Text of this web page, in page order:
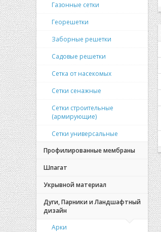
Газонные сетки
Георешетки
Заборные решетки
Садовые решетки
Сетка от насекомых
Сетки сенажные
Сетки строительные
(армирующие)
Сетки универсальные
Профилированные мембраны
Шпагат
Укрывной материал
Дуги, Парники и Ландшафтный
дизайн
Арки